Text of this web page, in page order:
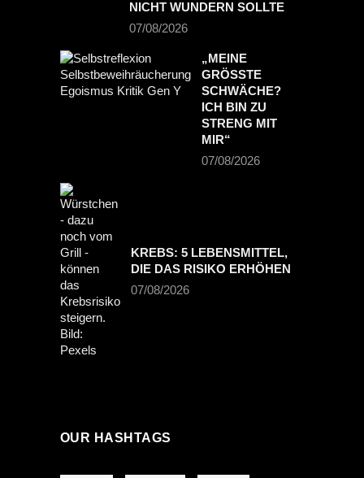
NICHT WUNDERN SOLLTE
07/08/2026
„MEINE
GRÖSSTE S
CHWÄCHE? I
CH BIN ZU S
TRENG MIT M
IR“
07/08/2026
KREBS: 5 LEBENSMITTEL,
DIE DAS RISIKO ERHÖHEN
07/08/2026
OUR HASHTAGS